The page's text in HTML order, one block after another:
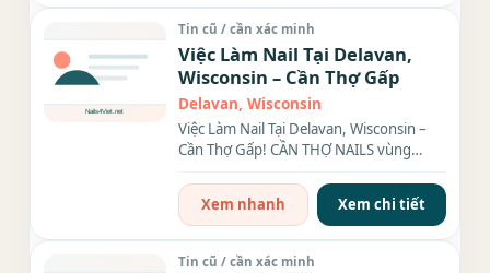
Tin cũ / cần xác minh
Việc Làm Nail Tại Delavan,
Wisconsin – Cần Thợ Gấp
Delavan, Wisconsin
Việc Làm Nail Tại Delavan, Wisconsin –
Cần Thợ Gấp! CẦN THỢ NAILS vùng
Xem nhanh
Xem chi tiết
Tin cũ / cần xác minh